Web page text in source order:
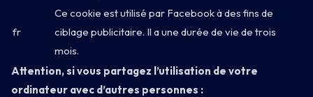
fr
Ce cookie est utilisé par Facebook à des fins de
ciblage publicitaire. Il a une durée de vie de trois
mois.
Attention, si vous partagez l’utilisation de votre
ordinateur avec d’autres personnes :